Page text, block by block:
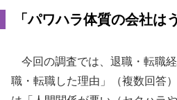
「パワハラ体質の会社は
今回の調査では、退職・転職
職・転職した理由」（複数回答